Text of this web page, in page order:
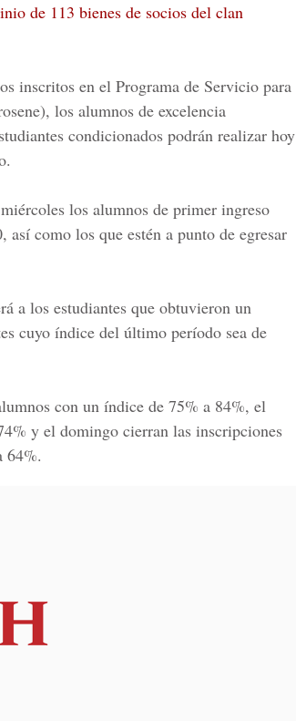
de 113 bienes de socios del clan
inscritos en el Programa de Servicio para
los alumnos de excelencia
condicionados podrán realizar hoy
los alumnos de primer ingreso
como los que estén a punto de egresar
a los estudiantes que obtuvieron un
cuyo índice del último período sea de
con un índice de 75% a 84%, el
y el domingo cierran las inscripciones
64%.